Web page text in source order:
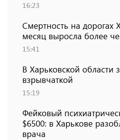
16:23
Смертность на дорогах
месяц выросла более
15:41
В Харьковской области
взрывчаткой
15:19
Фейковый
$6500: в Харькове
врача